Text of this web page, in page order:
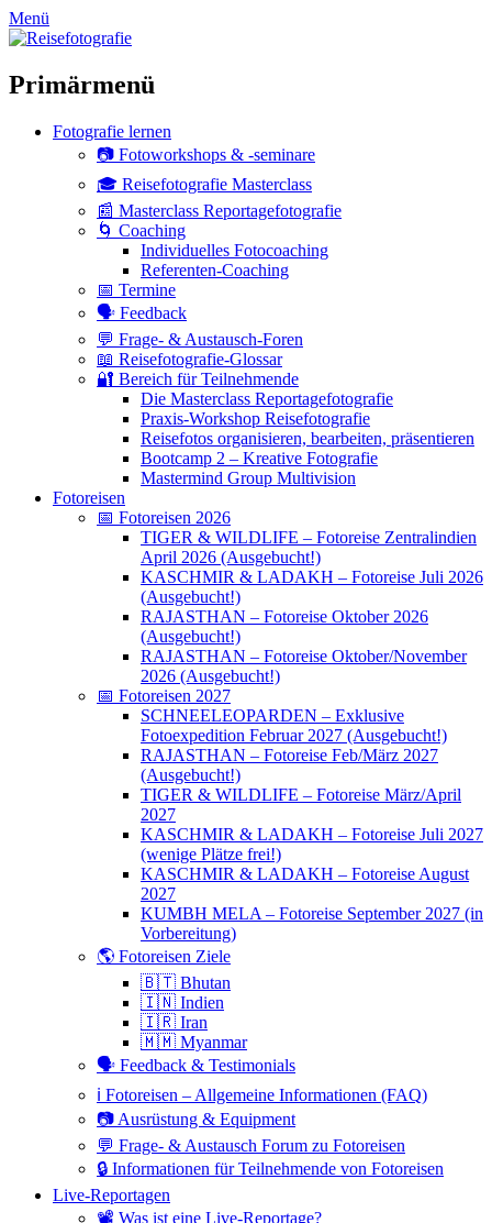
zum
Inhalt
Menü
Primärmenü
Fotografie lernen
📷 Fotoworkshops & -seminare
🎓 Reisefotografie Masterclass
📰 Masterclass Reportagefotografie
🌀 Coaching
Individuelles Fotocoaching
Referenten-Coaching
📅 Termine
🗣 Feedback
💬 Frage- & Austausch-Foren
📖 Reisefotografie-Glossar
🔐 Bereich für Teilnehmende
Die Masterclass Reportagefotografie
Praxis-Workshop Reisefotografie
Reisefotos organisieren, bearbeiten, präsentieren
Bootcamp 2 – Kreative Fotografie
Mastermind Group Multivision
Fotoreisen
📅 Fotoreisen 2026
TIGER & WILDLIFE – Fotoreise Zentralindien
April 2026 (Ausgebucht!)
KASCHMIR & LADAKH – Fotoreise Juli 2026
(Ausgebucht!)
RAJASTHAN – Fotoreise Oktober 2026
(Ausgebucht!)
RAJASTHAN – Fotoreise Oktober/November
2026 (Ausgebucht!)
📅 Fotoreisen 2027
SCHNEELEOPARDEN – Exklusive
Fotoexpedition Februar 2027 (Ausgebucht!)
RAJASTHAN – Fotoreise Feb/März 2027
(Ausgebucht!)
TIGER & WILDLIFE – Fotoreise März/April
2027
KASCHMIR & LADAKH – Fotoreise Juli 2027
(wenige Plätze frei!)
KASCHMIR & LADAKH – Fotoreise August
2027
KUMBH MELA – Fotoreise September 2027 (in
Vorbereitung)
🌎 Fotoreisen Ziele
🇧🇹 Bhutan
🇮🇳 Indien
🇮🇷 Iran
🇲🇲 Myanmar
🗣 Feedback & Testimonials
ℹ️ Fotoreisen – Allgemeine Informationen (FAQ)
📷 Ausrüstung & Equipment
💬 Frage- & Austausch Forum zu Fotoreisen
🔒 Informationen für Teilnehmende von Fotoreisen
Live-Reportagen
📽 Was ist eine Live-Reportage?